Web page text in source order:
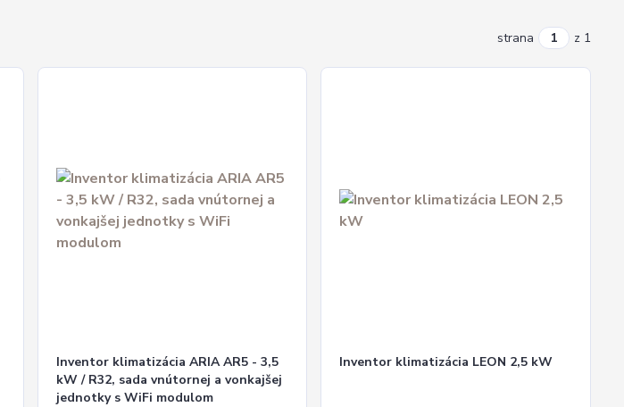
strana z 1
Inventor klimatizácia ARIA AR5 - 3,5
kW / R32, sada vnútornej a vonkajšej
jednotky s WiFi modulom
Inventor klimatizácia LEON 2,5 kW